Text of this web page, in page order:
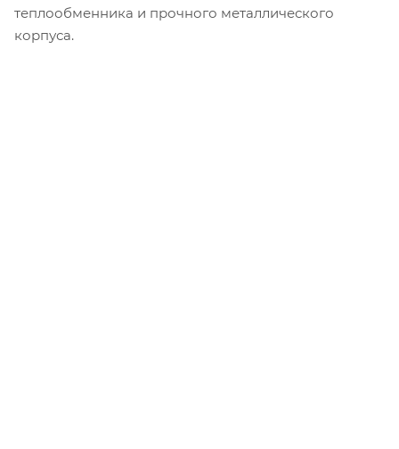
теплообменника и прочного металлического
корпуса.